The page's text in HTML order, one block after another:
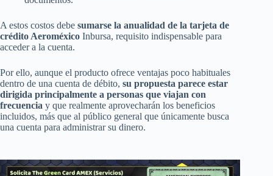
A estos costos debe sumarse la anualidad de la tarjeta de
crédito Aeroméxico Inbursa, requisito indispensable para
acceder a la cuenta.
Por ello, aunque el producto ofrece ventajas poco habituales
dentro de una cuenta de débito, su propuesta parece estar
dirigida principalmente a personas que viajan con
frecuencia y que realmente aprovecharán los beneficios
incluidos, más que al público general que únicamente busca
una cuenta para administrar su dinero.